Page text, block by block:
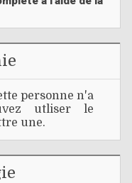
personne n'a
utliser le
une.